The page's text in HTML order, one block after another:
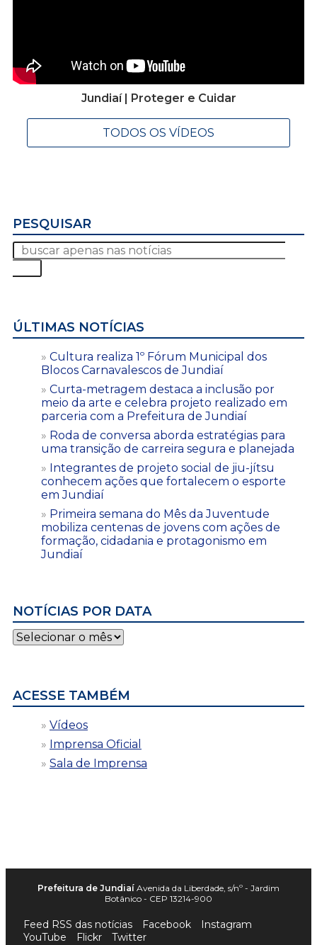
Jundiaí | Proteger e Cuidar
TODOS OS VÍDEOS
PESQUISAR
ÚLTIMAS NOTÍCIAS
Cultura realiza 1º Fórum Municipal dos
Blocos Carnavalescos de Jundiaí
Curta-metragem destaca a inclusão por
meio da arte e celebra projeto realizado em
parceria com a Prefeitura de Jundiaí
Roda de conversa aborda estratégias para
uma transição de carreira segura e planejada
Integrantes de projeto social de jiu-jítsu
conhecem ações que fortalecem o esporte
em Jundiaí
Primeira semana do Mês da Juventude
mobiliza centenas de jovens com ações de
formação, cidadania e protagonismo em
Jundiaí
NOTÍCIAS POR DATA
Notícias
por
ACESSE TAMBÉM
Vídeos
Imprensa Oficial
Sala de Imprensa
Prefeitura de Jundiaí Avenida da Liberdade, s/nº - Jardim
Botânico - CEP 13214-900
Feed RSS das notícias Facebook
Instagram
YouTube
Flickr Twitter